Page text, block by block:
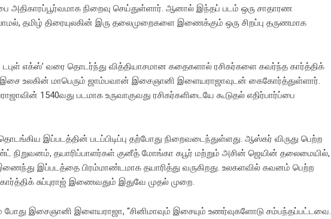
அதிகாரப்பூர்வமாக நிறைவு செய்துள்ளார். ஆனால் இந்தப் படம் ஒரு சாதாரண
தமிழ் திரையுலகின் இரு தலைமுறைகளை இணைக்கும் ஒரு சிறப்பு தருணமாக
டபுள் எக்ஸ்’ வரை தொடர்ந்து வித்தியாசமான கதைகளால் ரசிகர்களை கவர்ந்த கார்த்திக்
இசை உலகின் மாபெரும் ஜாம்பவான் இசைஞானி இளையராஜாவுடன் கைகோர்த்துள்ளார்.
1540வது படமாக உருவாகுவது ரசிகர்களிடையே கூடுதல் எதிர்பார்ப்பை
இப்படத்தின் படப்பிடிப்பு தற்போது நிறைவடைந்துள்ளது. ஆஸ்கர் விருது பெற்ற
நிறுவனம், தயாரிப்பாளர்கள் குனீத் மோங்கா கபூர் மற்றும் அசின் ஜெயின் தலைமையில்,
இப்படத்தை பிரம்மாண்டமாக தயாரித்து வருகிறது. உலகளவில் கவனம் பெற்ற
கார்த்திக் சுப்புராஜ் இணைவதும் இதுவே முதல் முறை.
போது இசைஞானி இளையராஜா, “சினிமாவும் இசையும் உணர்வுகளோடு சம்பந்தப்பட்டவை.